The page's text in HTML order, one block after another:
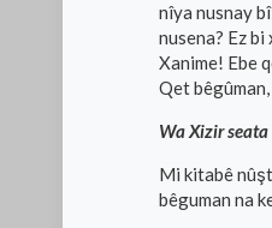
nîya nusnay
nusena? Ez
Xanime! Ebe
Qet
Wa Xizir
Mi kitabê
bêguman na